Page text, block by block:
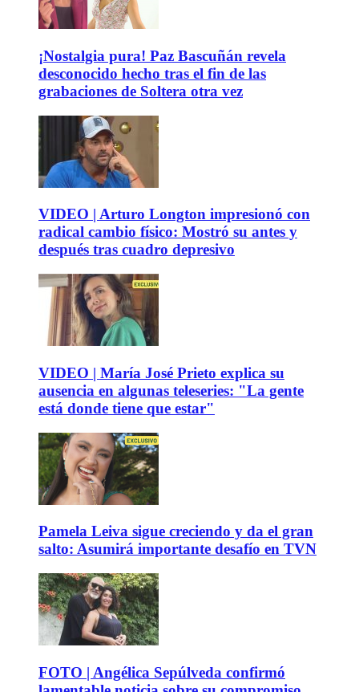
¡Nostalgia pura! Paz Bascuñán revela
desconocido hecho tras el fin de las
grabaciones de Soltera otra vez
VIDEO | Arturo Longton impresionó con
radical cambio físico: Mostró su antes y
después tras cuadro depresivo
VIDEO | María José Prieto explica su
ausencia en algunas teleseries: "La gente
está donde tiene que estar"
Pamela Leiva sigue creciendo y da el gran
salto: Asumirá importante desafío en TVN
FOTO | Angélica Sepúlveda confirmó